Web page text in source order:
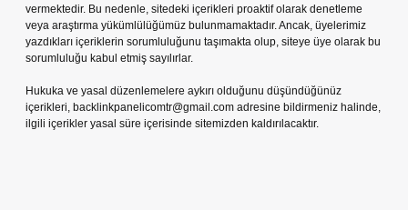
vermektedir. Bu nedenle, sitedeki içerikleri proaktif olarak denetleme
veya araştırma yükümlülüğümüz bulunmamaktadır. Ancak, üyelerimiz
yazdıkları içeriklerin sorumluluğunu taşımakta olup, siteye üye olarak bu
sorumluluğu kabul etmiş sayılırlar.
Hukuka ve yasal düzenlemelere aykırı olduğunu düşündüğünüz
içerikleri, backlinkpanelicomtr@gmail.com adresine bildirmeniz halinde,
ilgili içerikler yasal süre içerisinde sitemizden kaldırılacaktır.